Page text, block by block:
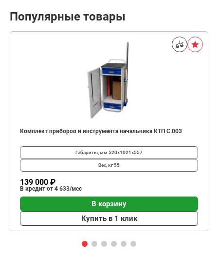
Популярные товары
Комплект приборов и инструмента начальника КТП C.003
Габариты, мм 520х1021х557
Вес, кг55
139 000 ₽
В кредит от 4 633/мес
В корзину
Купить в 1 клик